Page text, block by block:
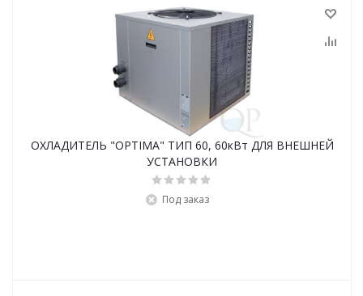
ОХЛАДИТЕЛЬ "OPTIMA" ТИП 60, 60кВт ДЛЯ ВНЕШНЕЙ
УСТАНОВКИ
Под заказ